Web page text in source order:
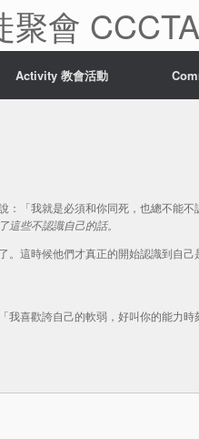
聚會 CCCTA
Activity 教會活動
：「我就是必須和你同死，也總不能不
些不認識自己的話。
。這時候他們才真正的開始認識到自己
我喜歡誇自己的軟弱，好叫你的能力時